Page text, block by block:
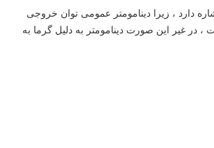
دارد ، زیرا دینامومتر عمومی توان خروجی
غیر این صورت دینامومتر به دلیل گرما به